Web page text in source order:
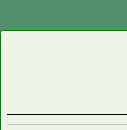
"Friedrich